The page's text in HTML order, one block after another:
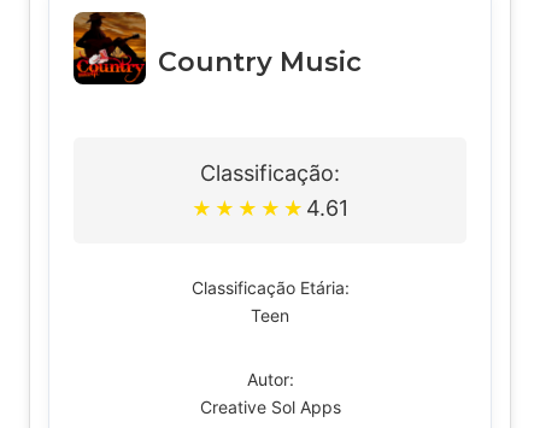
Country Music
Classificação:
★ ★ ★ ★ ★ 4.61
Classificação Etária:
Teen
Autor:
Creative Sol Apps